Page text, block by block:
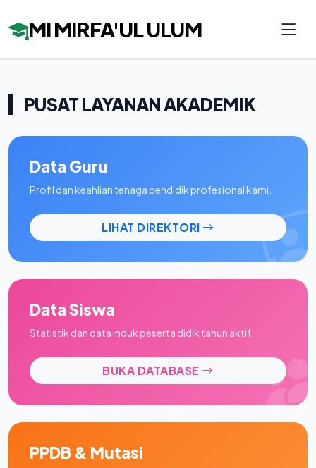
MI MIRFA'UL ULUM
PUSAT LAYANAN AKADEMIK
Data Guru
Profil dan keahlian tenaga pendidik profesional kami.
LIHAT DIREKTORI
Data Siswa
Statistik dan data induk peserta didik tahun aktif.
BUKA DATABASE
PPDB & Mutasi